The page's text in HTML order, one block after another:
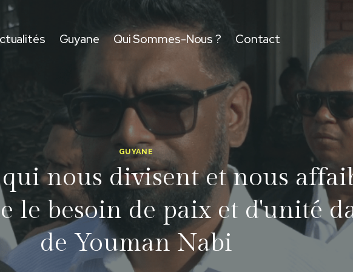
Guyane Qui Sommes-Nous ? Contact
GUYANE
qui nous divisent et nous
le besoin de paix et d'unité
de Youman Nabi